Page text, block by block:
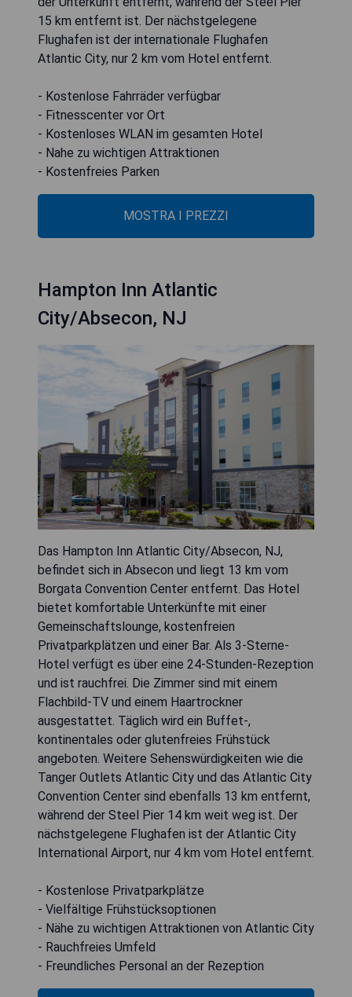
15 km entfernt ist. Der nächstgelegene
Flughafen ist der internationale Flughafen
Atlantic City, nur 2 km vom Hotel entfernt.
- Kostenlose Fahrräder verfügbar
- Fitnesscenter vor Ort
- Kostenloses WLAN im gesamten Hotel
- Nahe zu wichtigen Attraktionen
- Kostenfreies Parken
MOSTRA I PREZZI
Hampton Inn Atlantic
City/Absecon, NJ
Das Hampton Inn Atlantic City/Absecon, NJ,
befindet sich in Absecon und liegt 13 km vom
Borgata Convention Center entfernt. Das Hotel
bietet komfortable Unterkünfte mit einer
Gemeinschaftslounge, kostenfreien
Privatparkplätzen und einer Bar. Als 3-Sterne-
Hotel verfügt es über eine 24-Stunden-Rezeption
und ist rauchfrei. Die Zimmer sind mit einem
Flachbild-TV und einem Haartrockner
ausgestattet. Täglich wird ein Buffet-,
kontinentales oder glutenfreies Frühstück
angeboten. Weitere Sehenswürdigkeiten wie die
Tanger Outlets Atlantic City und das Atlantic City
Convention Center sind ebenfalls 13 km entfernt,
während der Steel Pier 14 km weit weg ist. Der
nächstgelegene Flughafen ist der Atlantic City
International Airport, nur 4 km vom Hotel entfernt.
- Kostenlose Privatparkplätze
- Vielfältige Frühstücksoptionen
- Nähe zu wichtigen Attraktionen von Atlantic City
- Rauchfreies Umfeld
- Freundliches Personal an der Rezeption